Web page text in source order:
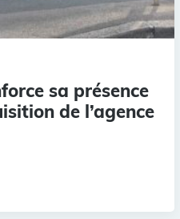
sa présence
de l’agence